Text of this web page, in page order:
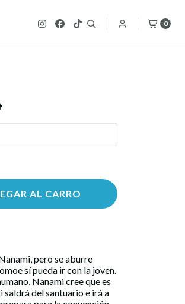
0
AL CARRO
pero se aburre
sí pueda ir con la joven.
Nanami cree que es
saldrá del santuario e irá a